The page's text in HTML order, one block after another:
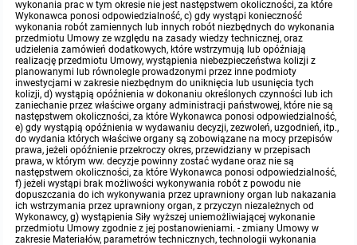
wykonania prac w tym okresie nie jest następstwem okoliczności, za które
Wykonawca ponosi odpowiedzialność, c) gdy wystąpi konieczność
wykonania robót zamiennych lub innych robót niezbędnych do wykonania
przedmiotu Umowy ze względu na zasady wiedzy technicznej, oraz
udzielenia zamówień dodatkowych, które wstrzymują lub opóźniają
realizację przedmiotu Umowy, wystąpienia niebezpieczeństwa kolizji z
planowanymi lub równolegle prowadzonymi przez inne podmioty
inwestycjami w zakresie niezbędnym do uniknięcia lub usunięcia tych
kolizji, d) wystąpią opóźnienia w dokonaniu określonych czynności lub ich
zaniechanie przez właściwe organy administracji państwowej, które nie są
następstwem okoliczności, za które Wykonawca ponosi odpowiedzialność,
e) gdy wystąpią opóźnienia w wydawaniu decyzji, zezwoleń, uzgodnień, itp.,
do wydania których właściwe organy są zobowiązane na mocy przepisów
prawa, jeżeli opóźnienie przekroczy okres, przewidziany w przepisach
prawa, w którym ww. decyzje powinny zostać wydane oraz nie są
następstwem okoliczności, za które Wykonawca ponosi odpowiedzialność,
f) jeżeli wystąpi brak możliwości wykonywania robót z powodu nie
dopuszczania do ich wykonywania przez uprawniony organ lub nakazania
ich wstrzymania przez uprawniony organ, z przyczyn niezależnych od
Wykonawcy, g) wystąpienia Siły wyższej uniemożliwiającej wykonanie
przedmiotu Umowy zgodnie z jej postanowieniami. - zmiany Umowy w
zakresie Materiałów, parametrów technicznych, technologii wykonania